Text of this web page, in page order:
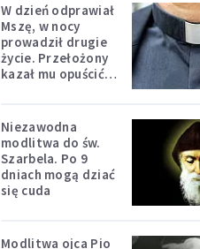
W dzień odprawiał
Mszę, w nocy
prowadził drugie
życie. Przełożony
kazał mu opuścić
Niezawodna
modlitwa do św.
Szarbela. Po 9
dniach mogą dziać
się cuda
Modlitwa ojca Pio